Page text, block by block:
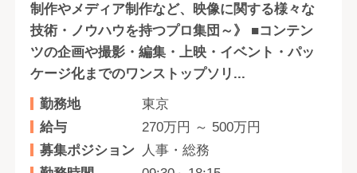
制作やメディア制作など、映像に関する様々な
技術・ノウハウを持つプロ集団～》 ■コンテン
ツの企画や撮影・編集・上映・イベント・パッ
ケージ化までのワンストップソリ...
勤務地
東京
給与
270万円 ～ 500万円
募集ポジション
人事・総務